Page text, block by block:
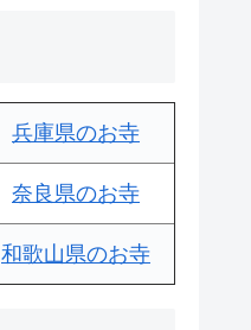
兵庫県のお寺
奈良県のお寺
和歌山県のお寺